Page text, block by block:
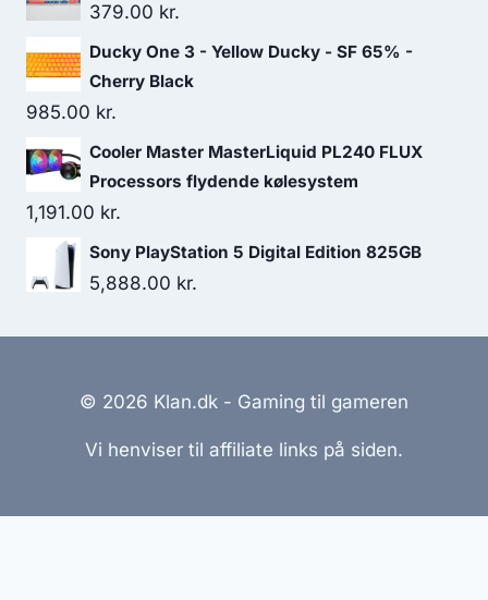
379.00 kr.
Ducky One 3 - Yellow Ducky - SF 65% -
Cherry Black
985.00 kr.
Cooler Master MasterLiquid PL240 FLUX
Processors flydende kølesystem
1,191.00 kr.
Sony PlayStation 5 Digital Edition 825GB
5,888.00 kr.
© 2026 Klan.dk - Gaming til gameren
Vi henviser til affiliate links på siden.